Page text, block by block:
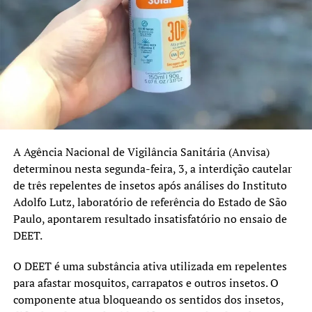
outros ainda apresentam índices abaixo dos 95%
recomendados.
No Rio Grande do Sul, as coberturas registradas em 2025
Pentavalente: 91%
Pneumocócica: 96%
Tríplice Viral: 95%
HPV e sarampo recebem atenção especial
Além da atualização das vacinas de rotina, a campanha
HPV e o sarampo.
O prazo da estratégia extraordinária de vacinação contra
A Agência Nacional de Vigilância Sanitária (Anvisa)
determinou nesta segunda-feira, 3, a interdição cautelar
de três repelentes de insetos após análises do Instituto
Adolfo Lutz, laboratório de referência do Estado de São
Paulo, apontarem resultado insatisfatório no ensaio de
DEET.
O DEET é uma substância ativa utilizada em repelentes
para afastar mosquitos, carrapatos e outros insetos. O
componente atua bloqueando os sentidos dos insetos,